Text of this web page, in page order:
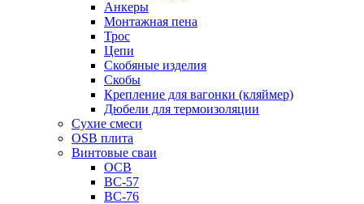
Анкеры
Монтажная пена
Трос
Цепи
Скобяные изделия
Скобы
Крепление для вагонки (кляймер)
Дюбели для термоизоляции
Сухие смеси
OSB плита
Винтовые сваи
ОСВ
ВС-57
ВС-76